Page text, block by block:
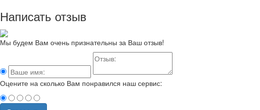
Написать отзыв
Мы будем Вам очень признательны за Ваш отзыв!
Оцените на сколько Вам понравился наш сервис: